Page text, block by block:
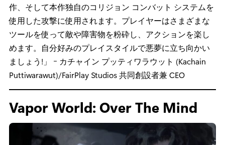
ます。もちろん、トレーラーで紹介した内容を皆さんが
実体験できるよう、デモ版配信を予定していますので、
楽しみにしていてください!」
本作のおすすめポイント： 「本作は私たちがこれまでに
制作したゲームの中で、最も野心的なゲームです。この
ゲームの主な特徴である “パペット スリング” （操り糸）
ペット スリングは、移動、敵やオブジェクトの遠隔操
作、そして本作独自のコリジョン コンバット システムを
使用した攻撃に使用されます。プレイヤーはさまざまな